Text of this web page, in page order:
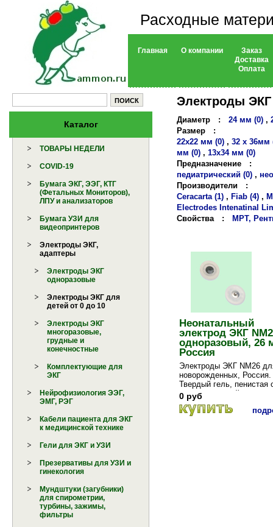
Расходные
Главная О компании
Заказ
Доставка
Оплата
Каталог
ТОВАРЫ НЕДЕЛИ
COVID-19
Бумага ЭКГ, ЭЭГ, КТГ
(Фетальных Мониторов),
ЛПУ и анализаторов
Бумага УЗИ для
видеопринтеров
Электроды ЭКГ,
адаптеры
Электроды ЭКГ
одноразовые
Электроды ЭКГ для
детей от 0 до 10
Электроды ЭКГ
многоразовые,
грудные и
конечностные
Комплектующие для
ЭКГ
Нейрофизиология ЭЭГ,
ЭМГ, РЭГ
Кабели пациента для ЭКГ
к медицинской технике
Гели для ЭКГ и УЗИ
Презервативы для УЗИ и
гинекология
Мундштуки (загубники)
для спирометрии,
турбины, зажимы,
фильтры
Электроды ЭКГ
Диаметр : 24 мм (0) ,
Размер
:
22х22 мм (0) , 32 х 36мм
мм (0) , 13х34 мм (0)
Предназначение
:
педиатрический (0) ,
Производители
:
Ceracarta (1) , Fiab (4) ,
Electrodes Intenatinal
Свойства
: МРТ,
Неонатальный
электрод ЭКГ
одноразовый, 26
Россия
Электроды ЭКГ NM26
новорожденных, Россия.
Твердый гель, пенистая
запрессованный ко...
0 руб